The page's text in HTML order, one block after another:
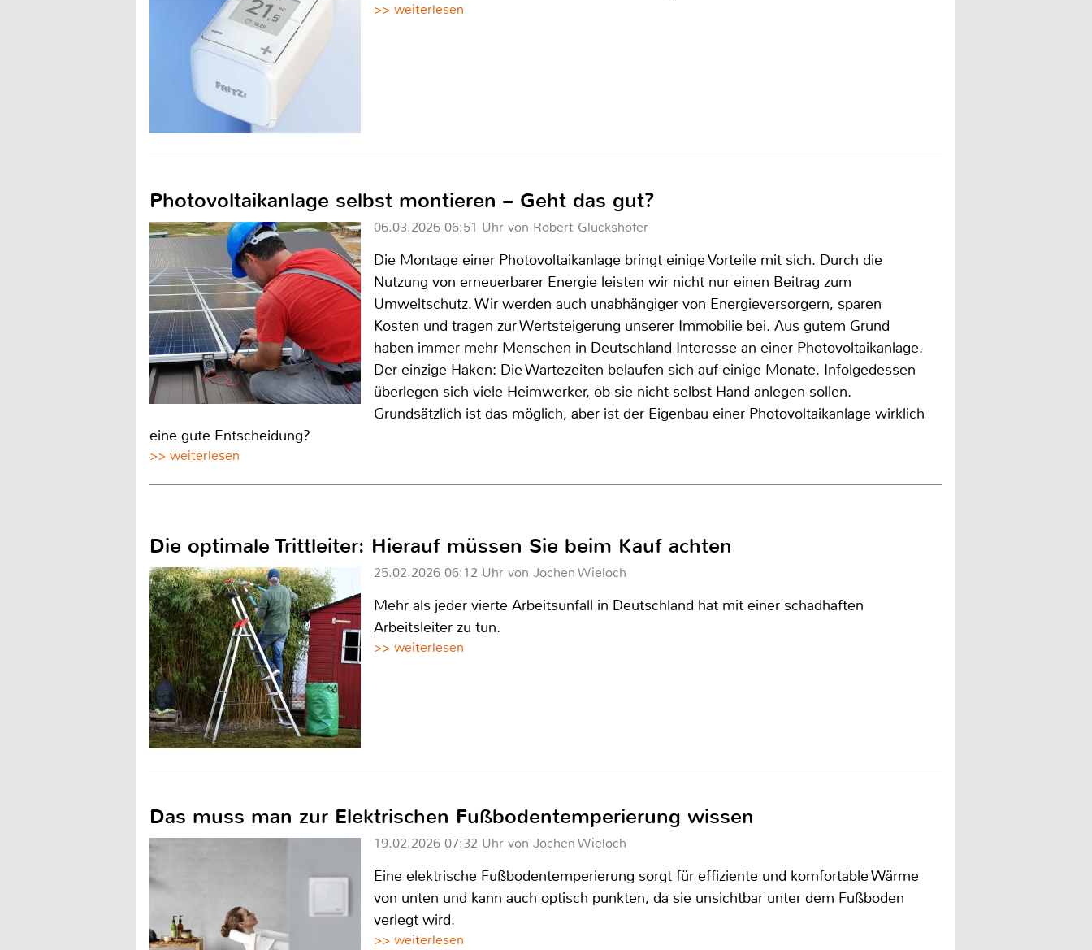
>> weiterlesen
Photovoltaikanlage selbst montieren – Geht das gut?
06.03.2026 06:51 Uhr von Robert Glückshöfer
Die Montage einer Photovoltaikanlage bringt einige Vorteile mit sich. Durch die
Nutzung von erneuerbarer Energie leisten wir nicht nur einen Beitrag zum
Umweltschutz. Wir werden auch unabhängiger von Energieversorgern, sparen
Kosten und tragen zur Wertsteigerung unserer Immobilie bei. Aus gutem Grund
haben immer mehr Menschen in Deutschland Interesse an einer Photovoltaikanlage.
Der einzige Haken: Die Wartezeiten belaufen sich auf einige Monate. Infolgedessen
überlegen sich viele Heimwerker, ob sie nicht selbst Hand anlegen sollen.
Grundsätzlich ist das möglich, aber ist der Eigenbau einer Photovoltaikanlage wirklich
eine gute Entscheidung?
>> weiterlesen
Die optimale Trittleiter: Hierauf müssen Sie beim Kauf achten
25.02.2026 06:12 Uhr von Jochen Wieloch
Mehr als jeder vierte Arbeitsunfall in Deutschland hat mit einer schadhaften
Arbeitsleiter zu tun.
>> weiterlesen
Das muss man zur Elektrischen Fußbodentemperierung wissen
19.02.2026 07:32 Uhr von Jochen Wieloch
Eine elektrische Fußbodentemperierung sorgt für effiziente und komfortable Wärme
von unten und kann auch optisch punkten, da sie unsichtbar unter dem Fußboden
verlegt wird.
>> weiterlesen